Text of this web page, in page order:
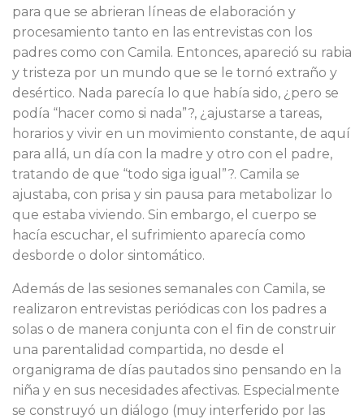
para que se abrieran líneas de elaboración y
procesamiento tanto en las entrevistas con los
padres como con Camila. Entonces, apareció su rabia
y tristeza por un mundo que se le tornó extraño y
desértico. Nada parecía lo que había sido, ¿pero se
podía “hacer como si nada”?, ¿ajustarse a tareas,
horarios y vivir en un movimiento constante, de aquí
para allá, un día con la madre y otro con el padre,
tratando de que “todo siga igual”?. Camila se
ajustaba, con prisa y sin pausa para metabolizar lo
que estaba viviendo. Sin embargo, el cuerpo se
hacía escuchar, el sufrimiento aparecía como
desborde o dolor sintomático.
Además de las sesiones semanales con Camila, se
realizaron entrevistas periódicas con los padres a
solas o de manera conjunta con el fin de construir
una parentalidad compartida, no desde el
organigrama de días pautados sino pensando en la
niña y en sus necesidades afectivas. Especialmente
se construyó un diálogo (muy interferido por las